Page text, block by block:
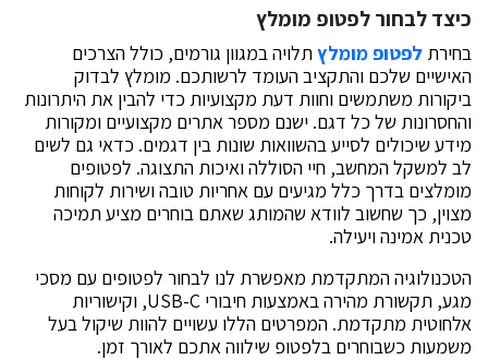
כיצד לבחור לפטופ מומלץ
בחירת לפטופ מומלץתלויה במגוון גורמים, כולל הצרכים
האישיים שלכם והתקציב העומד לרשותכם. מומלץ לבדוק
ביקורות משתמשים וחוות דעת מקצועיות כדי להבין את היתרונות
והחסרונות של כל דגם. ישנם מספר אתרים מקצועיים ומקורות
מידע שיכולים לסייע בהשוואות שונות בין דגמים. כדאי גם לשים
לב למשקל המחשב, חיי הסוללה ואיכות התצוגה. לפטופים
מומלצים בדרך כלל מגיעים עם אחריות טובה ושירות לקוחות
מצוין, כך שחשוב לוודא שהמותג שאתם בוחרים מציע תמיכה
טכנית אמינה ויעילה.
הטכנולוגיה המתקדמת מאפשרת לנו לבחור לפטופים עם מסכי
מגע, תקשורת מהירה באמצעות חיבורי USB-C, וקישוריות
אלחוטית מתקדמת. המפרטים הללו עשויים להוות שיקול בעל
משמעות כשבוחרים בלפטופ שילווה אתכם לאורך זמן.